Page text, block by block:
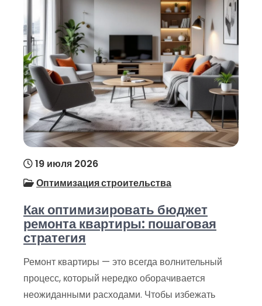
19 июля 2026
Оптимизация строительства
Как оптимизировать бюджет
ремонта квартиры: пошаговая
стратегия
Ремонт квартиры — это всегда волнительный
процесс, который нередко оборачивается
неожиданными расходами. Чтобы избежать